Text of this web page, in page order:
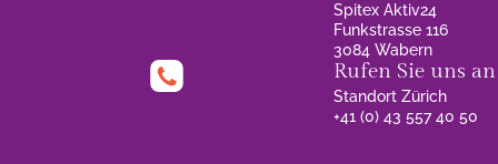
Spitex Aktiv24
Funkstrasse 116
3084 Wabern
Rufen Sie uns an
Standort Zürich
+41 (0) 43 557 40 50